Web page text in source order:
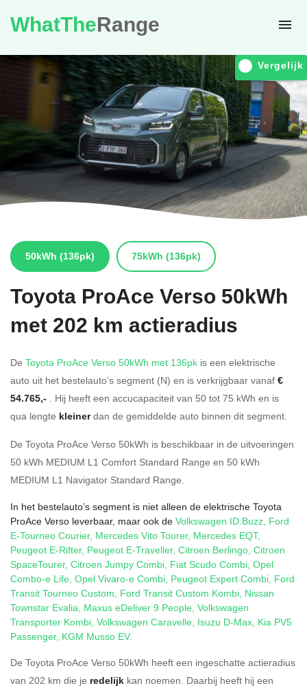
WhatTheRange
Vergelijk
50kWh (136pk) 75kWh (136pk)
Toyota ProAce Verso 50kWh
met 202 km actieradius
De Toyota ProAce Verso 50kWh met 136pk is een elektrische
auto uit het bestelauto’s segment (N) en is verkrijgbaar vanaf €
54.765,- . Hij heeft een accucapaciteit van 50 tot 75 kWh en is
qua lengte kleinerdan de gemiddelde auto binnen dit segment.
De Toyota ProAce Verso 50kWh is beschikbaar in de uitvoeringen
50 kWh MEDIUM L1 Comfort Standard Range en 50 kWh
MEDIUM L1 Navigator Standard Range.
In het bestelauto’s segment is niet alleen de elektrische Toyota
ProAce Verso leverbaar, maar ook de Volkswagen ID.Buzz, Ford
E-Tourneo Courier, Mercedes Vito Tourer, Mercedes EQT,
Peugeot E-Rifter, Peugeot E-Traveller, Citroen Berlingo, Citroen
SpaceTourer, Citroen Jumpy Combi, Fiat Scudo Combi, Opel
Combo-e Life, Opel Vivaro-e Combi, Peugeot Expert Combi, Ford
Transit Tourneo Custom, Ford Transit Custom Kombi, Nissan
Townstar Evalia, Maxus eDeliver 9 People, Volkswagen
Transporter Kombi, Volkswagen Caravelle, Isuzu D-Max, Kia PV5
Passenger, KGM Musso EV.
De Toyota ProAce Verso 50kWh heeft een ingeschatte actieradius
van 202 km die je redelijk kan noemen. Daarbij heeft hij een